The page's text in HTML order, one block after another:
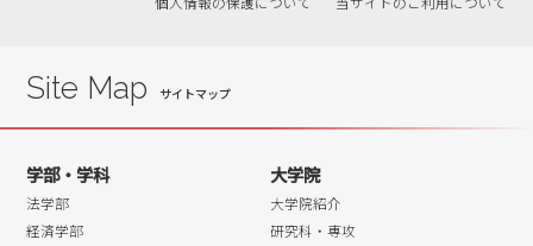
2018年11月
2018年08月
2018年07月
Site Map
学部・学科
法学部
経済学部
大学院
大学院紹介
研究科・専攻